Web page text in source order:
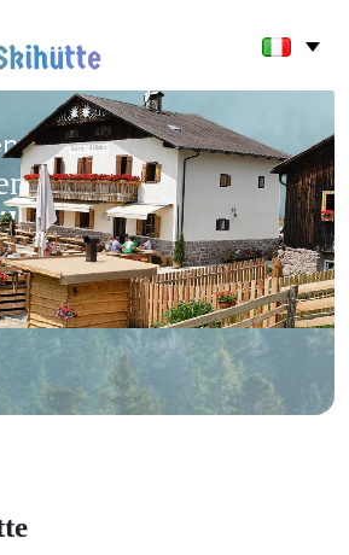
delle Alpi.
autentici alla